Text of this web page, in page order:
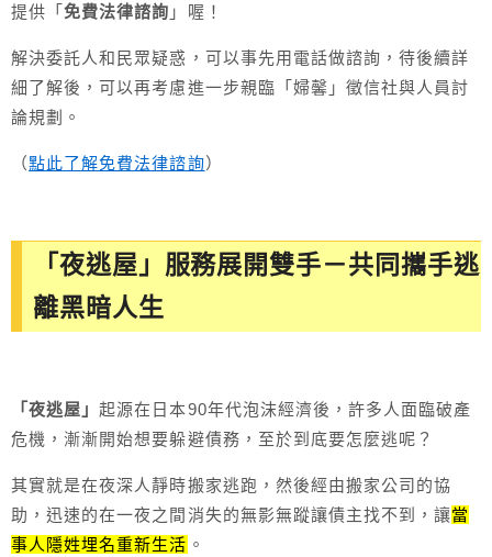
提供「免費法律諮詢 」喔！
解決委託人和民眾疑惑，可以事先用電話做諮詢，待後續詳
細了解後，可以再考慮進一步親臨「婦馨」徵信社與人員討
論規劃。
（點此了解免費法律諮詢）
「夜逃屋」服務展開雙手－共同攜手逃
離黑暗人生
「夜逃屋」起源在日本90年代泡沫經濟後，許多人面臨破產
危機，漸漸開始想要躲避債務，至於到底要怎麼逃呢？
其實就是在夜深人靜時搬家逃跑，然後經由搬家公司的協
助，迅速的在一夜之間消失的無影無蹤讓債主找不到，讓當
事人隱姓埋名重新生活 。